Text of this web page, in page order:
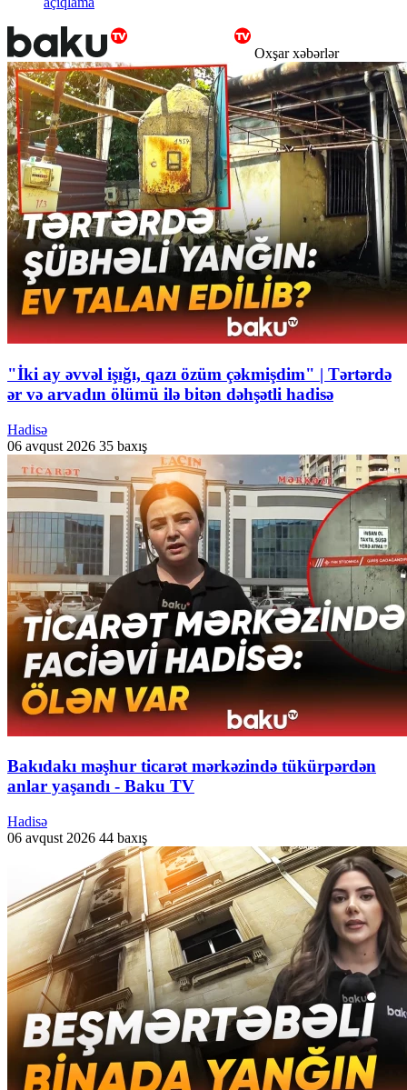
Oxşar xəbərlər
"İki ay əvvəl işığı, qazı özüm çəkmişdim" | Tərtərdə
ər və arvadın ölümü ilə bitən dəhşətli hadisə
Hadisə
06 avqust 2026 35 baxış
Bakıdakı məşhur ticarət mərkəzində tükürpərdən
anlar yaşandı - Baku TV
Hadisə
06 avqust 2026 44 baxış